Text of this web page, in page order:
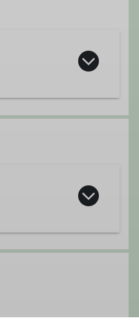
frische
Stille unserer
ist ein
Sinne und
von Körper,